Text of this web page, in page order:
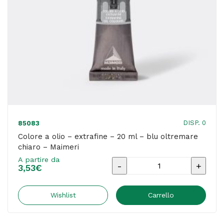
-
Maimeri
quantità
85083 DISP. 0
Colore a olio – extrafine – 20 ml – blu oltremare
chiaro – Maimeri
A partire da
3,53€
Colore
olio
Wishlist Carrello